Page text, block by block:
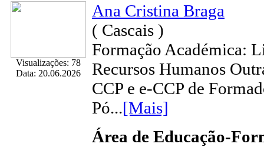
Visualizações: 78
Data: 20.06.2026
Ana Cristina Braga
( Cascais )
Formação Académica:
Recursos Humanos
CCP e e-CCP de
Pó...[Mais]
Área de Educação-